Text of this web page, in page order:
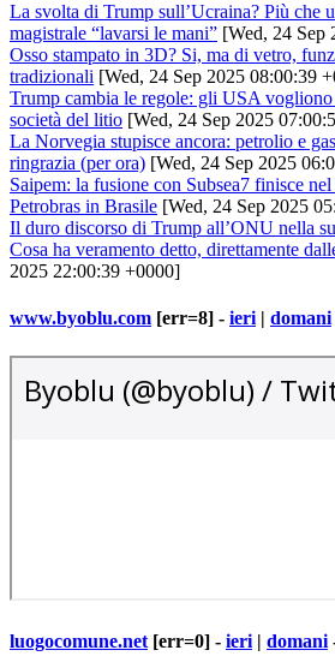
La svolta di Trump sull’Ucraina? Più che
magistrale “lavarsi le mani” [Wed, 24 Sep
Osso stampato in 3D? Si, ma di vetro,
tradizionali [Wed, 24 Sep 2025 08:00:39
Trump cambia le regole: gli USA
società del litio [Wed, 24 Sep 2025
La Norvegia stupisce ancora: petrolio e
ringrazia (per ora) [Wed, 24 Sep 2025
Saipem: la fusione con Subsea7 finisce
Petrobras in Brasile [Wed, 24 Sep 2025
Il duro discorso di Trump all’ONU nella
Cosa ha veramento detto, direttamente
2025 22:00:39 +0000]
www.byoblu.com [err=8] - ieri | domani
luogocomune.net [err=0] - ieri | domani